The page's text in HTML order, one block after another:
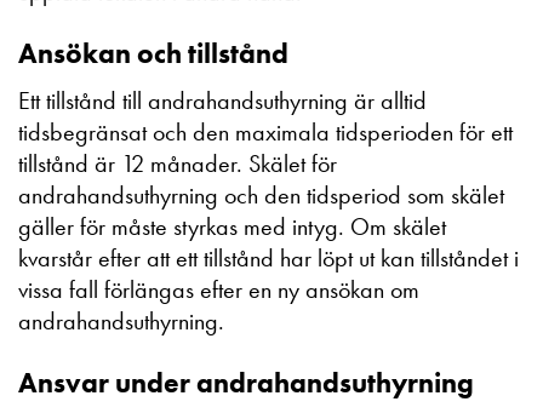
Ansökan och tillstånd
Ett tillstånd till andrahandsuthyrning är alltid
tidsbegränsat och den maximala tidsperioden för ett
tillstånd är 12 månader. Skälet för
andrahandsuthyrning och den tidsperiod som skälet
gäller för måste styrkas med intyg. Om skälet
kvarstår efter att ett tillstånd har löpt ut kan tillståndet i
vissa fall förlängas efter en ny ansökan om
andrahandsuthyrning.
Ansvar under andrahandsuthyrning